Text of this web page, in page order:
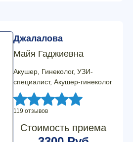
Джалалова
Майя Гаджиевна
Акушер, Гинеколог, УЗИ-
специалист, Акушер-гинеколог
119 отзывов
Стоимость приема